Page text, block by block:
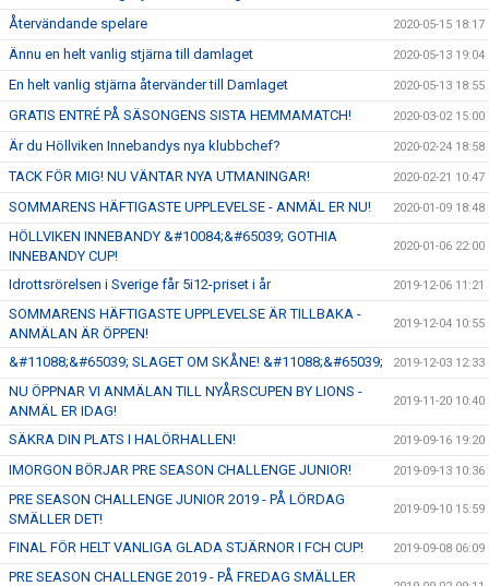
Återvändande spelare 2020-05-15 18:17
Ännu en helt vanlig stjärna till damlaget 2020-05-13 19:04
En helt vanlig stjärna återvänder till Damlaget 2020-05-13 18:55
GRATIS ENTRÉ PÅ SÄSONGENS SISTA HEMMAMATCH! 2020-03-02 15:00
Är du Höllviken Innebandys nya klubbchef? 2020-02-24 18:58
TACK FÖR MIG! NU VÄNTAR NYA UTMANINGAR! 2020-02-21 10:47
SOMMARENS HÄFTIGASTE UPPLEVELSE - ANMÄL ER NU! 2020-01-09 18:48
HÖLLVIKEN INNEBANDY &#10084;&#65039; GOTHIA
INNEBANDY CUP!
2020-01-06 22:00
Idrottsrörelsen i Sverige får 5i12-priset i år 2019-12-06 11:21
SOMMARENS HÄFTIGASTE UPPLEVELSE ÄR TILLBAKA -
ANMÄLAN ÄR ÖPPEN!
2019-12-04 10:55
&#11088;&#65039; SLAGET OM SKÅNE! &#11088;&#65039; 2019-12-03 12:33
NU ÖPPNAR VI ANMÄLAN TILL NYÅRSCUPEN BY LIONS -
ANMÄL ER IDAG!
2019-11-20 10:40
SÄKRA DIN PLATS I HALÖRHALLEN! 2019-09-16 19:20
IMORGON BÖRJAR PRE SEASON CHALLENGE JUNIOR! 2019-09-13 10:36
PRE SEASON CHALLENGE JUNIOR 2019 - PÅ LÖRDAG
SMÄLLER DET!
2019-09-10 15:59
FINAL FÖR HELT VANLIGA GLADA STJÄRNOR I FCH CUP! 2019-09-08 06:09
PRE SEASON CHALLENGE 2019 - PÅ FREDAG SMÄLLER